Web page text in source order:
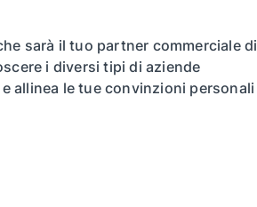
sarà il tuo partner commerciale di
i diversi tipi di aziende
allinea le tue convinzioni personali